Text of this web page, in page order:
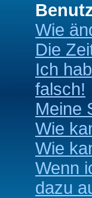
Wie
Die
Ich
falsch!
Meine
Wie
Wie
Wenn
dazu